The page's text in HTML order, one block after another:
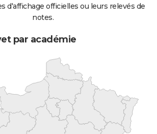
d'affichage officielles ou leurs relevés de
notes.
par académie